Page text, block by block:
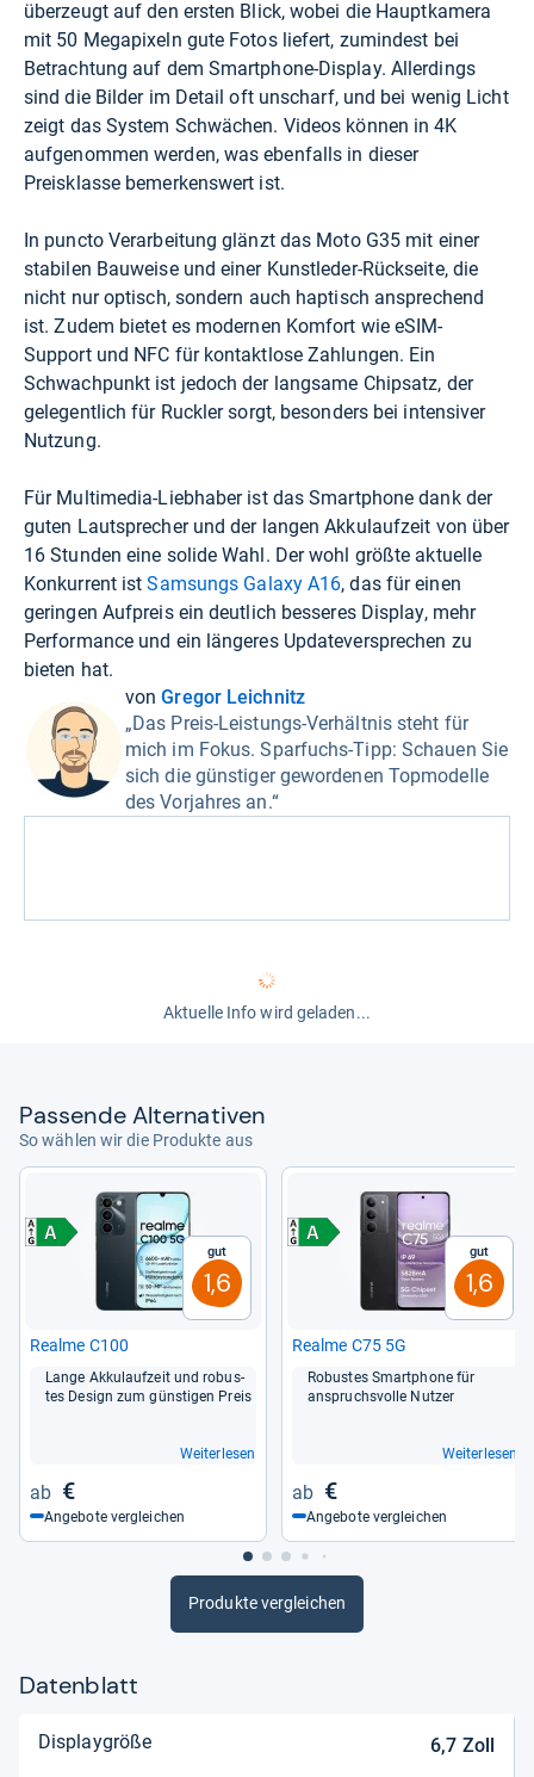
überzeugt auf den ersten Blick, wobei die Hauptkamera
mit 50 Megapixeln gute Fotos liefert, zumindest bei
Betrachtung auf dem Smartphone-Display. Allerdings
sind die Bilder im Detail oft unscharf, und bei wenig Licht
zeigt das System Schwächen. Videos können in 4K
aufgenommen werden, was ebenfalls in dieser
Preisklasse bemerkenswert ist.
In puncto Verarbeitung glänzt das Moto G35 mit einer
stabilen Bauweise und einer Kunstleder-Rückseite, die
nicht nur optisch, sondern auch haptisch ansprechend
ist. Zudem bietet es modernen Komfort wie eSIM-
Support und NFC für kontaktlose Zahlungen. Ein
Schwachpunkt ist jedoch der langsame Chipsatz, der
gelegentlich für Ruckler sorgt, besonders bei intensiver
Nutzung.
Für Multimedia-Liebhaber ist das Smartphone dank der
guten Lautsprecher und der langen Akkulaufzeit von über
16 Stunden eine solide Wahl. Der wohl größte aktuelle
Konkurrent istSamsungs Galaxy A16, das für einen
geringen Aufpreis ein deutlich besseres Display, mehr
Performance und ein längeres Updateversprechen zu
bieten hat.
vonGregor Leichnitz
„Das Preis-Leistungs-Verhältnis steht für
mich im Fokus. Sparfuchs-Tipp: Schauen Sie
sich die günstiger gewordenen Topmodelle
des Vorjahres an.“
Aktuelle Info wird geladen...
Pas­sende Alter­na­ti­ven
So wählen wir die Produkte aus
Gut
1,6
Realme C100
Lange Akku­lauf­zeit und robus­
tes Design zum güns­ti­gen Preis
Weiterlesen
€
Angebote vergleichen
Gut
1,6
Realme C75 5G
Robus­tes Smart­phone für
anspruchs­volle Nut­zer
Weiterlesen
€
Angebote vergleichen
Produkte vergleichen
Datenblatt
Displaygröße 6,7 Zoll